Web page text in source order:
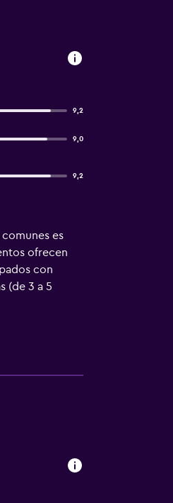
9,2
9,0
9,2
es
ofrecen
con
(de 3 a 5